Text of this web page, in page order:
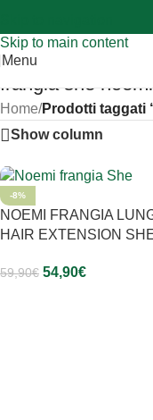
Skip to main content
Sei hai domande
Menu
frangia she noemi
Home/Prodotti taggati
Show column
-8%
NOEMI FRANGIA
HAIR EXTENSION
59,90€ 54,90€